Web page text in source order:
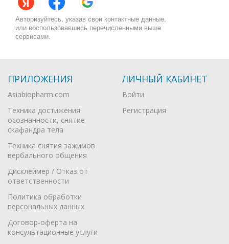
Авторизуйтесь, указав свои контактные данные,
или воспользовавшись перечисленными выше
сервисами.
ПРИЛОЖЕНИЯ
Asiabiopharm.com
Техника достижения
осознанности, снятие
скафандра тела
Техника снятия зажимов
вербального общения
Дисклеймер / Отказ от
ответственности
Политика обработки
персональных данных
Договор-оферта на
консультационные услуги
ЛИЧНЫЙ КАБИНЕТ
Войти
Регистрация